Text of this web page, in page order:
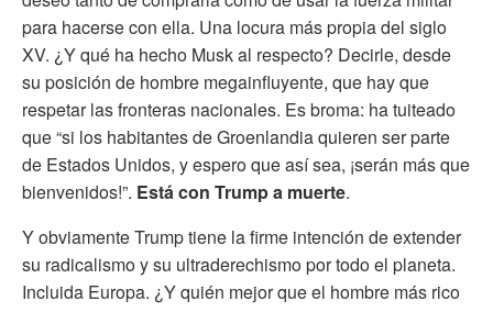
para hacerse con ella. Una locura más propia del siglo
XV. ¿Y qué ha hecho Musk al respecto? Decirle, desde
su posición de hombre megainfluyente, que hay que
respetar las fronteras nacionales. Es broma: ha tuiteado
que “si los habitantes de Groenlandia quieren ser parte
de Estados Unidos, y espero que así sea, ¡serán más que
bienvenidos!”. Está con Trump a muerte.
Y obviamente Trump tiene la firme intención de extender
su radicalismo y su ultraderechismo por todo el planeta.
Incluida Europa. ¿Y quién mejor que el hombre más rico